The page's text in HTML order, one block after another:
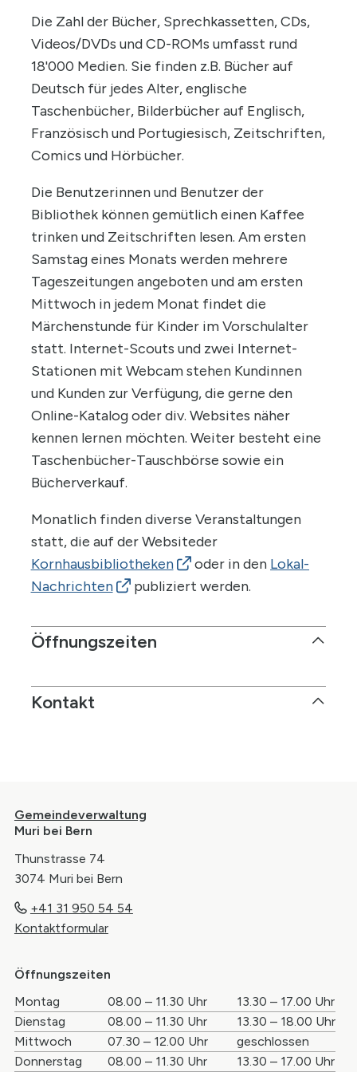
Die Zahl der Bücher, Sprechkassetten, CDs,
Videos/DVDs und CD-ROMs umfasst rund
18'000 Medien. Sie finden z.B. Bücher auf
Deutsch für jedes Alter, englische
Taschenbücher, Bilderbücher auf Englisch,
Französisch und Portugiesisch, Zeitschriften,
Comics und Hörbücher.
Die Benutzerinnen und Benutzer der
Bibliothek können gemütlich einen Kaffee
trinken und Zeitschriften lesen. Am ersten
Samstag eines Monats werden mehrere
Tageszeitungen angeboten und am ersten
Mittwoch in jedem Monat findet die
Märchenstunde für Kinder im Vorschulalter
statt. Internet-Scouts und zwei Internet-
Stationen mit Webcam stehen Kundinnen
und Kunden zur Verfügung, die gerne den
Online-Katalog oder div. Websites näher
kennen lernen möchten. Weiter besteht eine
Taschenbücher-Tauschbörse sowie ein
Bücherverkauf.
Monatlich finden diverse Veranstaltungen
statt, die auf der Websiteder
Kornhausbibliotheken
oder in den Lokal-
Nachrichten
publiziert werden.
Öffnungszeiten
15.00 - 18.00 Uhr
Kontakt
www.kob.ch
Gemeindeverwaltung
Muri bei Bern
Thunstrasse 74
3074 Muri bei Bern
+41 31 950 54 54
Kontaktformular
Öffnungszeiten
Wochentag
Öffnungszeiten Vormittag
Montag 08.00 – 11.30 Uhr
13.30 – 17.00 Uhr
Dienstag
08.00 – 11.30 Uhr
13.30 – 18.00 Uhr
Mittwoch
07.30 – 12.00 Uhr
geschlossen
Donnerstag
08.00 – 11.30 Uhr 13.30 – 17.00 Uhr